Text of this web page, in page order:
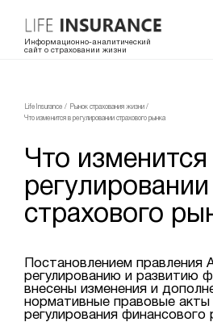
Информационно-аналитический
сайт о страховании жизни
LifeInsurance / Рынок страхования жизни /
Что изменится в регулировании страхового рынка
Что изменится
регулировании
страхового
Постановлением правления
регулированию и развитию
внесены изменения и
нормативные правовые
регулирования финансового